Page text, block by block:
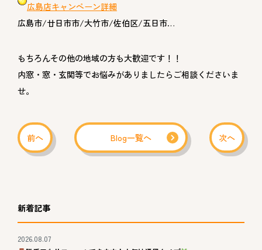
広島店キャンペーン詳細
広島市/廿日市市/大竹市/佐伯区/五日市…
もちろんその他の地域の方も大歓迎です！！
内窓・窓・玄関等でお悩みがありましたらご相談くださいま
せ。
前へ 次へ
Blog一覧へ
新着記事
2026.08.07